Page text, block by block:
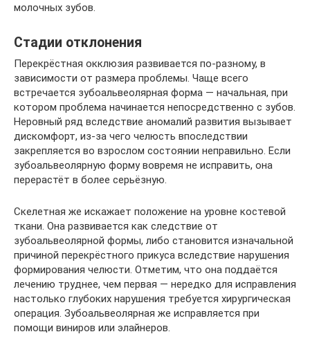
молочных зубов.
Стадии отклонения
Перекрёстная окклюзия развивается по-разному, в
зависимости от размера проблемы. Чаще всего
встречается зубоальвеолярная форма — начальная, при
котором проблема начинается непосредственно с зубов.
Неровный ряд вследствие аномалий развития вызывает
дискомфорт, из-за чего челюсть впоследствии
закрепляется во взрослом состоянии неправильно. Если
зубоальвеолярную форму вовремя не исправить, она
перерастёт в более серьёзную.
Скелетная же искажает положение на уровне костевой
ткани. Она развивается как следствие от
зубоальвеолярной формы, либо становится изначальной
причиной перекрёстного прикуса вследствие нарушения
формирования челюсти. Отметим, что она поддаётся
лечению труднее, чем первая — нередко для исправления
настолько глубоких нарушения требуется хирургическая
операция. Зубоальвеолярная же исправляется при
помощи виниров или элайнеров.